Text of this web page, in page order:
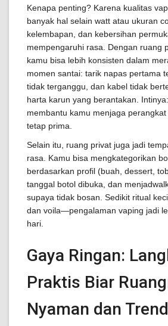
Kenapa penting? Karena kualitas
banyak hal selain watt atau ukuran
kelembapan, dan kebersihan
mempengaruhi rasa. Dengan ruang
kamu bisa lebih konsisten dalam
momen santai: tarik napas pertama
tidak terganggu, dan kabel tidak
harta karun yang berantakan.
membantu kamu menjaga
tetap prima.
Selain itu, ruang privat juga jadi
rasa. Kamu bisa mengkategorikan
berdasarkan profil (buah, dessert,
tanggal botol dibuka, dan
supaya tidak bosan. Sedikit ritual
dan voila—pengalaman vaping jadi
hari.
Gaya Ringan:
Praktis Biar
Nyaman dan